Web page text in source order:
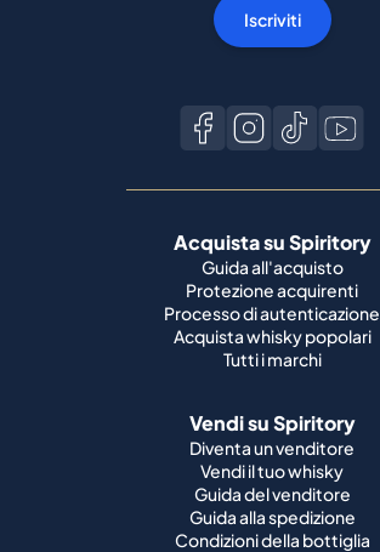
Iscriviti
Acquista su Spiritory
Guida all'acquisto
Protezione acquirenti
Processo di autenticazione
Acquista whisky popolari
Tutti i marchi
Vendi su Spiritory
Diventa un venditore
Vendi il tuo whisky
Guida del venditore
Guida alla spedizione
Condizioni della bottiglia